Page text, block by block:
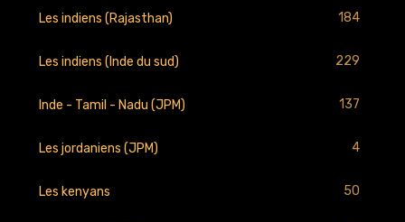
Les indiens (Rajasthan) 184
Les indiens (Inde du sud) 229
Inde - Tamil - Nadu (JPM) 137
Les jordaniens (JPM) 4
Les kenyans 50